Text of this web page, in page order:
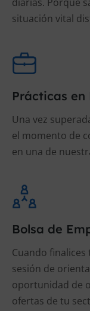
situación vital
Prácticas en
Una vez
el momento de
en una de
Bolsa de
Cuando
sesión de
oportunidad de
ofertas de tu